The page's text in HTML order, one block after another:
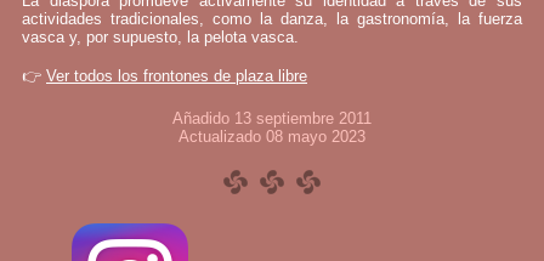
actividades tradicionales, como la danza, la gastronomía, la fuerza
vasca y, por supuesto, la pelota vasca.
👉 Ver todos los frontones de plaza libre
Añadido 13 septiembre 2011
Actualizado 08 mayo 2023